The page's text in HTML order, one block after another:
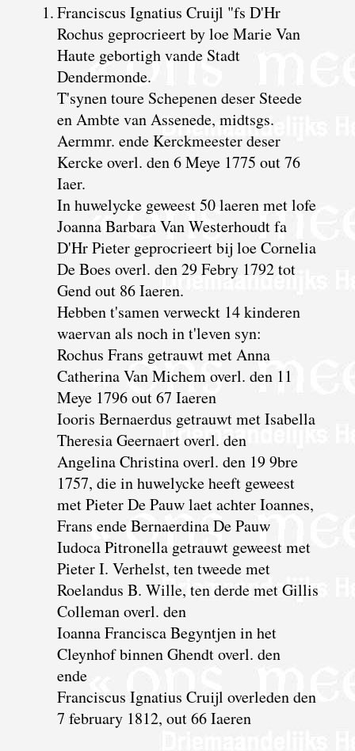
1.Franciscus Ignatius Cruijl "fs D'Hr
Rochus geprocrieert by loe Marie Van
Haute gebortigh vande Stadt
Dendermonde.
T'synen toure Schepenen deser Steede
en Ambte van Assenede, midtsgs.
Aermmr. ende Kerckmeester deser
Kercke overl. den 6 Meye 1775 out 76
Iaer.
In huwelycke geweest 50 laeren met lofe
Joanna Barbara Van Westerhoudt fa
D'Hr Pieter geprocrieert bij loe Cornelia
De Boes overl. den 29 Febry 1792 tot
Gend out 86 Iaeren.
Hebben t'samen verweckt 14 kinderen
waervan als noch in t'leven syn:
Rochus Frans getrauwt met Anna
Catherina Van Michem overl. den 11
Meye 1796 out 67 Iaeren
Iooris Bernaerdus getrauwt met Isabella
Theresia Geernaert overl. den
Angelina Christina overl. den 19 9bre
1757, die in huwelycke heeft geweest
met Pieter De Pauw laet achter Ioannes,
Frans ende Bernaerdina De Pauw
Iudoca Pitronella getrauwt geweest met
Pieter I. Verhelst, ten tweede met
Roelandus B. Wille, ten derde met Gillis
Colleman overl. den
Ioanna Francisca Begyntjen in het
Cleynhof binnen Ghendt overl. den
ende
Franciscus Ignatius Cruijl overleden den
7 february 1812, out 66 Iaeren